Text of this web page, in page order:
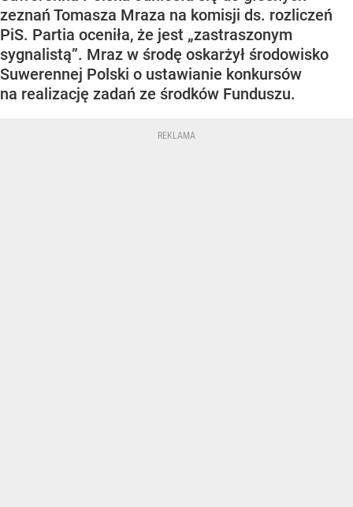
zeznań Tomasza Mraza na komisji ds. rozliczeń
PiS. Partia oceniła, że jest „zastraszonym
sygnalistą”. Mraz w środę oskarżył środowisko
Suwerennej Polski o ustawianie konkursów
na realizację zadań ze środków Funduszu.